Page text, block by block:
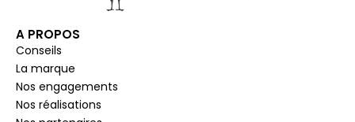
A PROPOS
Conseils
La marque
Nos engagements
Nos réalisations